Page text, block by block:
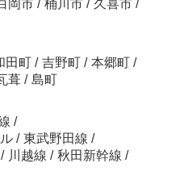
岡市 / 桶川市 / 久喜市 /
田町 / 吉野町 / 本郷町 /
葺 / 島町
/
/ 東武野田線 /
/ 川越線 / 秋田新幹線 /